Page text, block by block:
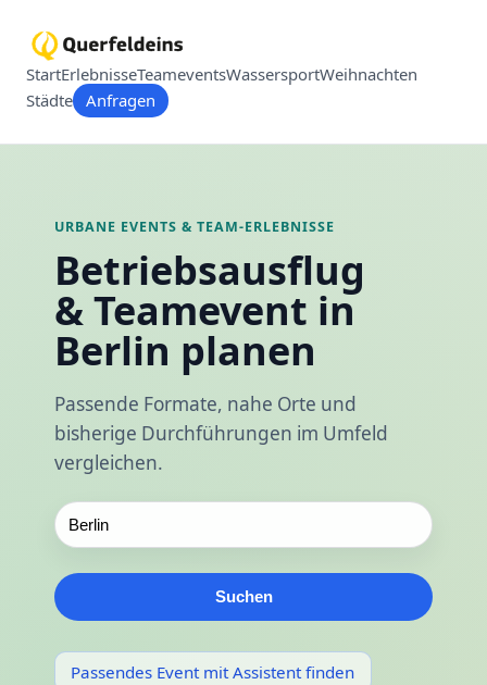
StartErlebnisseTeameventsWassersportWeihnachten
Städte Anfragen
URBANE EVENTS & TEAM-ERLEBNISSE
Betriebsausflug
& Teamevent in
Berlin planen
Passende Formate, nahe Orte und
bisherige Durchführungen im Umfeld
vergleichen.
Suchen
Passendes Event mit Assistent finden